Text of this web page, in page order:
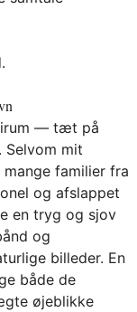
— tæt på
Selvom mit
familier fra
og afslappet
en tryg og sjov
og
billeder. En
både de
øjeblikke